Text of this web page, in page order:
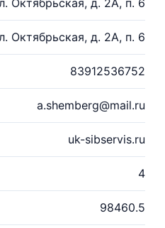
Октябрьская, д. 2А, п. 6
Октябрьская, д. 2А, п. 6
83912536752
a.shemberg@mail.ru
uk-sibservis.ru
4
98460.5